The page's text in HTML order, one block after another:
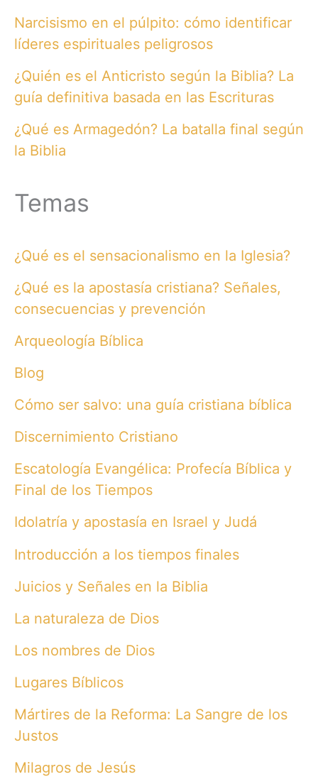
Narcisismo en el púlpito: cómo identificar
líderes espirituales peligrosos
¿Quién es el Anticristo según la Biblia? La
guía definitiva basada en las Escrituras
¿Qué es Armagedón? La batalla final según
la Biblia
Temas
¿Qué es el sensacionalismo en la Iglesia?
¿Qué es la apostasía cristiana? Señales,
consecuencias y prevención
Arqueología Bíblica
Blog
Cómo ser salvo: una guía cristiana bíblica
Discernimiento Cristiano
Escatología Evangélica: Profecía Bíblica y
Final de los Tiempos
Idolatría y apostasía en Israel y Judá
Introducción a los tiempos finales
Juicios y Señales en la Biblia
La naturaleza de Dios
Los nombres de Dios
Lugares Bíblicos
Mártires de la Reforma: La Sangre de los
Justos
Milagros de Jesús